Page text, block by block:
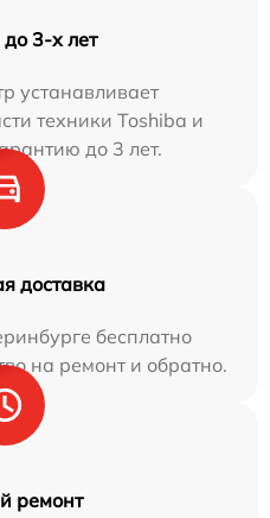
3-х лет
устанавливает
техники Toshiba и
до 3 лет.
доставка
бесплатно
на ремонт и обратно.
ремонт